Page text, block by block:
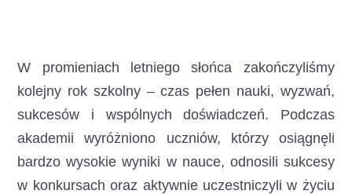
W promieniach letniego słońca zakończyliśmy
kolejny rok szkolny – czas pełen nauki, wyzwań,
sukcesów i wspólnych doświadczeń. Podczas
akademii wyróżniono uczniów, którzy osiągnęli
bardzo wysokie wyniki w nauce, odnosili sukcesy
w konkursach oraz aktywnie uczestniczyli w życiu